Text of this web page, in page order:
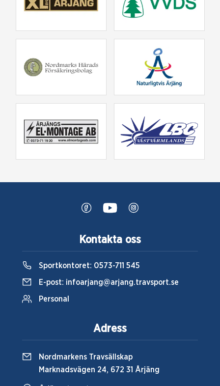
Kontakta oss
Sportkontoret: 0573-711 545
E-post: infoarjang@arjang.travsport.se
Personal
Adress
Nordmarkens Travsällskap
Marknadsvägen 24, 672 31 Årjäng